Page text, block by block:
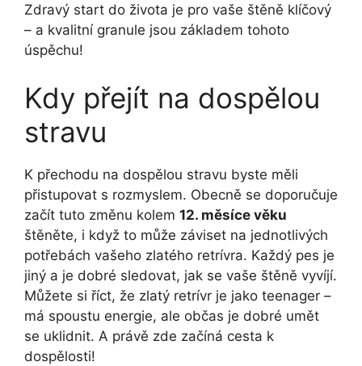
Zdravý start do života je pro vaše štěně klíčový
– a kvalitní granule jsou základem tohoto
úspěchu!
Kdy přejít na dospělou
stravu
K přechodu na dospělou stravu byste měli
přistupovat s rozmyslem. Obecně se doporučuje
začít tuto změnu kolem 12. měsíce věku
štěněte, i když to může záviset na jednotlivých
potřebách vašeho zlatého retrívra. Každý pes je
jiný a je dobré sledovat, jak se vaše štěně vyvíjí.
Můžete si říct, že zlatý retrívr je jako teenager –
má spoustu energie, ale občas je dobré umět
se uklidnit. A právě zde začíná cesta k
dospělosti!